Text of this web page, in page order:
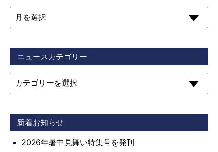
ニュースカテゴリー
新着お知らせ
2026年暑中見舞い特集号を発刊